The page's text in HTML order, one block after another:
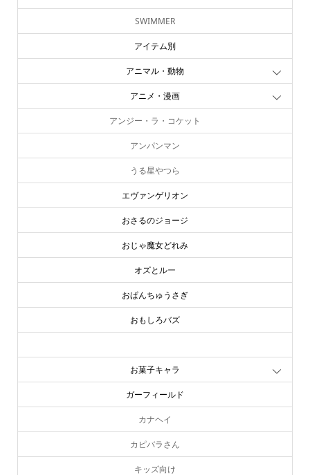
SWIMMER
アイテム別
アニマル・動物
アニメ・漫画
アンジー・ラ・コケット
アンパンマン
うる星やつら
エヴァンゲリオン
おさるのジョージ
おじゃ魔女どれみ
オズとルー
おぱんちゅうさぎ
おもしろバズ
お菓子キャラ
ガーフィールド
カナヘイ
カピバラさん
キッズ向け